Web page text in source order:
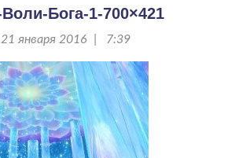
Бога-1-700×421
21 января 2016 | 7:39